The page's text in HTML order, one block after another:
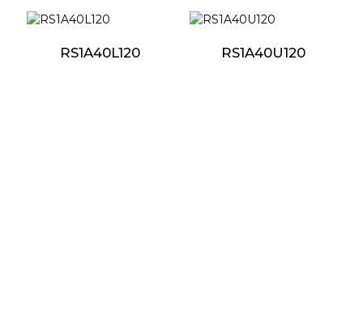
RS1A40L120 RS1A40U120